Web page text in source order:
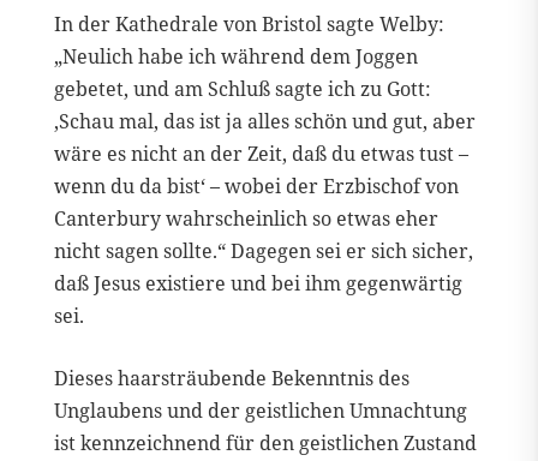
In der Kathedrale von Bristol sagte Welby:
„Neulich habe ich während dem Joggen
gebetet, und am Schluß sagte ich zu Gott:
‚Schau mal, das ist ja alles schön und gut, aber
wäre es nicht an der Zeit, daß du etwas tust –
wenn du da bist‘ – wobei der Erzbischof von
Canterbury wahrscheinlich so etwas eher
nicht sagen sollte.“ Dagegen sei er sich sicher,
daß Jesus existiere und bei ihm gegenwärtig
sei.
Dieses haarsträubende Bekenntnis des
Unglaubens und der geistlichen Umnachtung
ist kennzeichnend für den geistlichen Zustand